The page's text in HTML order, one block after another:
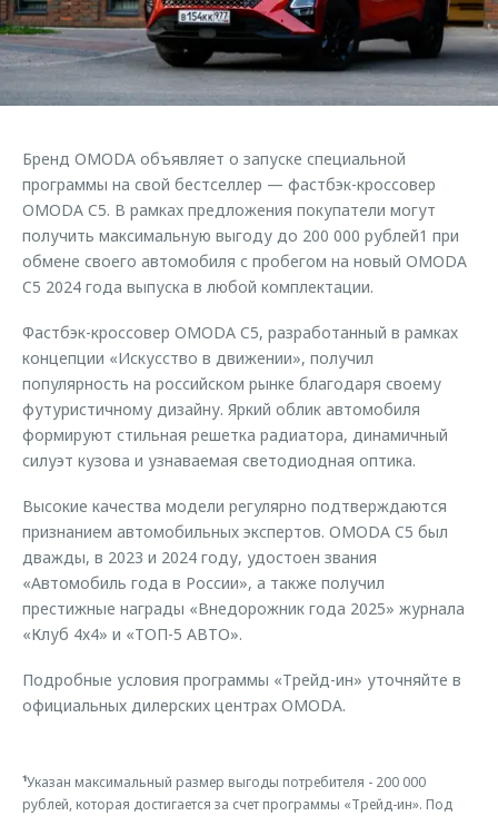
Страхование
Кредитный калькулятор
Аксессуары
Оригинальные аксессуары
Запчасти
Трейд-ин
Калькулятор трейд-ин
Клиентская поддержка
O&J Автоклуб
Клуб владельцев OMODA
Аксессуары
Одежда и сувениры
Оригинальные аксессуары
Запчасти
Обратная связь
Бренд OMODA объявляет о запуске специальной
программы на свой бестселлер — фастбэк-кроссовер
OMODA C5. В рамках предложения покупатели могут
получить максимальную выгоду до 200 000 рублей1 при
обмене своего автомобиля с пробегом на новый OMODA
C5 2024 года выпуска в любой комплектации.
Фастбэк-кроссовер OMODA C5, разработанный в рамках
концепции «Искусство в движении», получил
популярность на российском рынке благодаря своему
футуристичному дизайну. Яркий облик автомобиля
формируют стильная решетка радиатора, динамичный
силуэт кузова и узнаваемая светодиодная оптика.
Высокие качества модели регулярно подтверждаются
признанием автомобильных экспертов. OMODA C5 был
дважды, в 2023 и 2024 году, удостоен звания
«Автомобиль года в России», а также получил
престижные награды «Внедорожник года 2025» журнала
«Клуб 4х4» и «ТОП-5 АВТО».
Подробные условия программы «Трейд-ин» уточняйте в
официальных дилерских центрах OMODA.
¹Указан максимальный размер выгоды потребителя - 200 000
рублей, которая достигается за счет программы «Трейд-ин». Под